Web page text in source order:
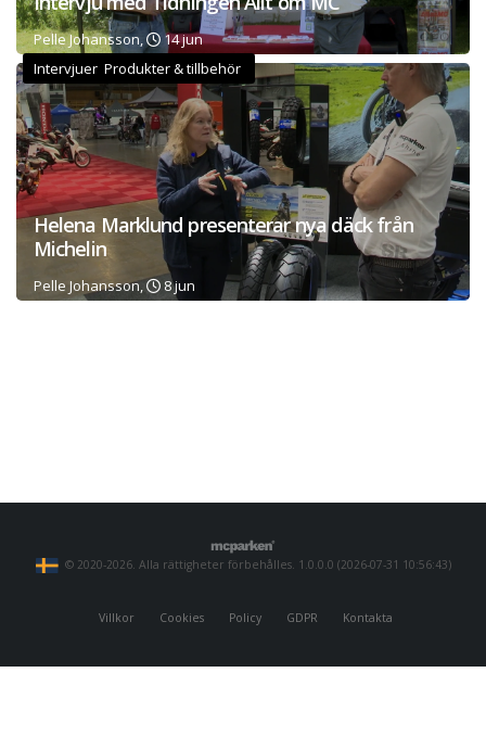
Pelle Johansson,
14 jun
Intervjuer Produkter & tillbehör
Helena Marklund presenterar nya däck från
Michelin
Pelle Johansson, 8 jun
© 2020-2026. Alla rättigheter förbehålles. 1.0.0.0 (2026-07-31 10:56:43)
Villkor Cookies Policy GDPR Kontakta